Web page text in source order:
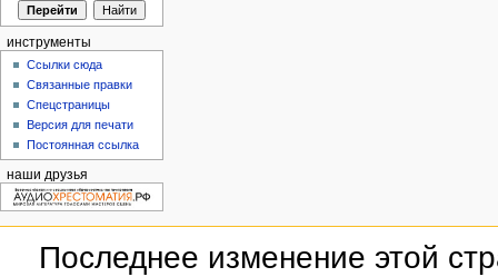
инструменты
Ссылки сюда
Связанные правки
Спецстраницы
Версия для печати
Постоянная ссылка
наши друзья
Последнее изменение этой